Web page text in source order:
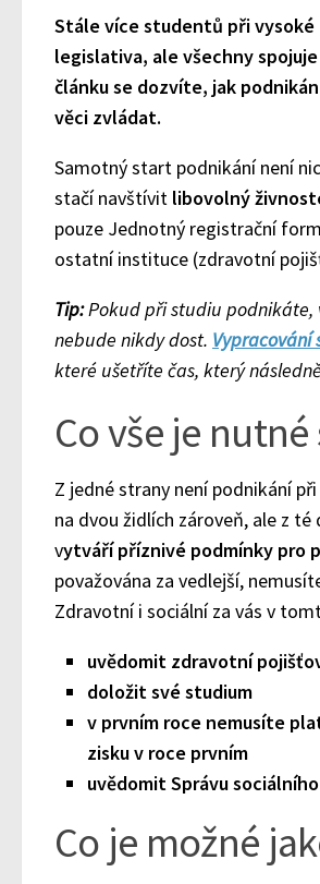
Stále více studentů při vysoké
legislativa, ale všechny
článku se dozvíte, jak
věci zvládat.
Samotný start podnikání není
stačí navštívit libovolný
pouze Jednotný registrační
ostatní instituce (zdravotní
Tip:Pokud při studiu podnikáte,
nebude nikdy dost. Vypracování
které ušetříte čas, který
Co vše je
Z jedné strany není podnikání
na dvou židlích zároveň, ale z
vytváří příznivé podmínky pro
považována za vedlejší,
Zdravotní i sociální za vás v
uvědomit zdravotní
doložit své studium
v prvním roce nemusíte
zisku v roce prvním
uvědomit Správu
Co je možné